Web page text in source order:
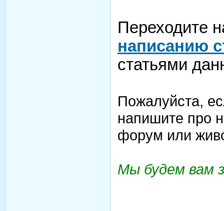
Переходите
написанию
статьями
Пожалуйста,
напишите про
форум или
Мы будем вам